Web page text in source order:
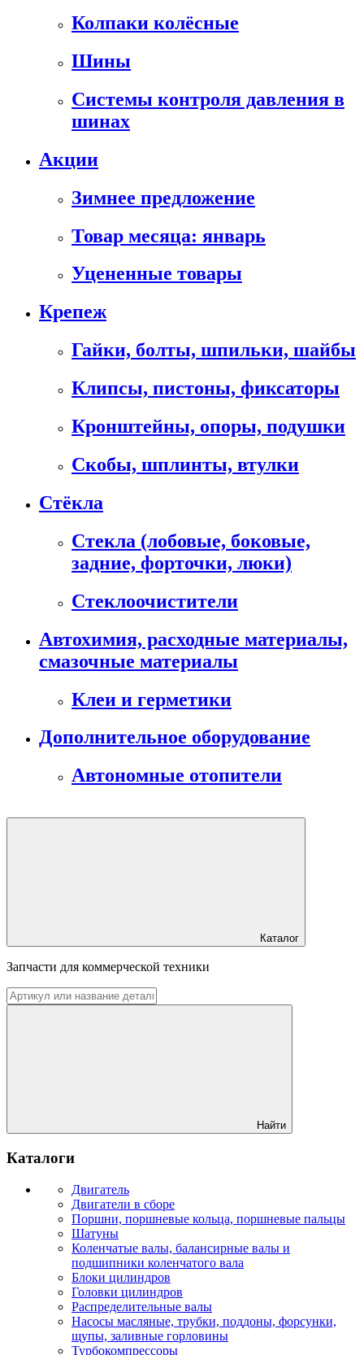
Колпаки колёсные
Шины
Системы контроля давления в
шинах
Акции
Зимнее предложение
Товар месяца: январь
Уцененные товары
Крепеж
Гайки, болты, шпильки, шайбы
Клипсы, пистоны, фиксаторы
Кронштейны, опоры, подушки
Скобы, шплинты, втулки
Стёкла
Стекла (лобовые, боковые,
задние, форточки, люки)
Стеклоочистители
Автохимия, расходные материалы,
смазочные материалы
Клеи и герметики
Дополнительное оборудование
Автономные отопители
Каталог
Запчасти для коммерческой техники
Найти
Каталоги
Двигатель
Двигатели в сборе
Поршни, поршневые кольца, поршневые пальцы
Шатуны
Коленчатые валы, балансирные валы и
подшипники коленчатого вала
Блоки цилиндров
Головки цилиндров
Распределительные валы
Насосы масляные, трубки, поддоны, форсунки,
щупы, заливные горловины
Турбокомпрессоры